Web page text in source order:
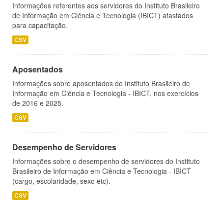
Informações referentes aos servidores do Instituto Brasileiro
de Informação em Ciência e Tecnologia (IBICT) afastados
para capacitação.
CSV
Aposentados
Informações sobre aposentados do Instituto Brasileiro de
Informação em Ciência e Tecnologia - IBICT, nos exercícios
de 2016 e 2025.
CSV
Desempenho de Servidores
Informações sobre o desempenho de servidores do Instituto
Brasileiro de Informação em Ciência e Tecnologia - IBICT
(cargo, escolaridade, sexo etc).
CSV